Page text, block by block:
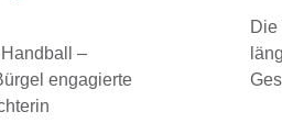
–
engagierte
Die